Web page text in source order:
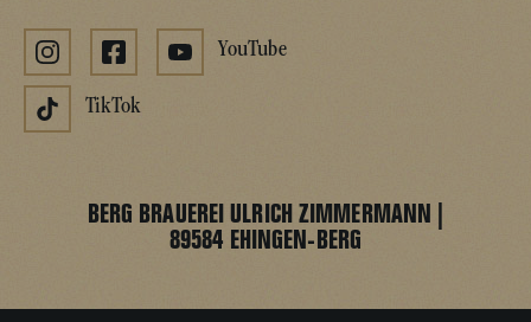
YouTube
TikTok
BERG BRAUEREI ULRICH ZIMMERMANN |
89584 EHINGEN-BERG